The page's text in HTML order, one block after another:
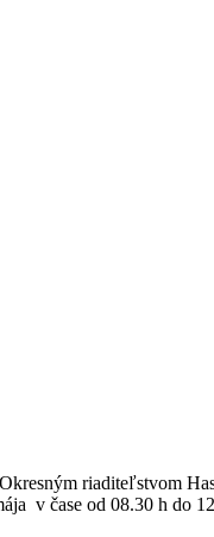
riaditeľstvom
v čase od 08.30 h do